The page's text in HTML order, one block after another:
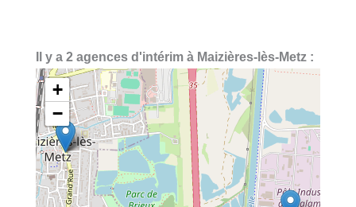
Il y a 2 agences d'intérim à Maizières-lès-Metz :
+
−